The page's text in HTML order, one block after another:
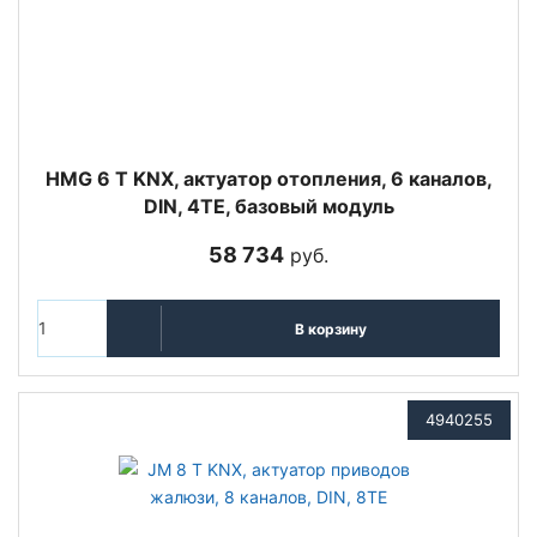
HMG 6 T KNX, актуатор отопления, 6 каналов,
DIN, 4TE, базовый модуль
58 734 руб.
В корзину
4940255